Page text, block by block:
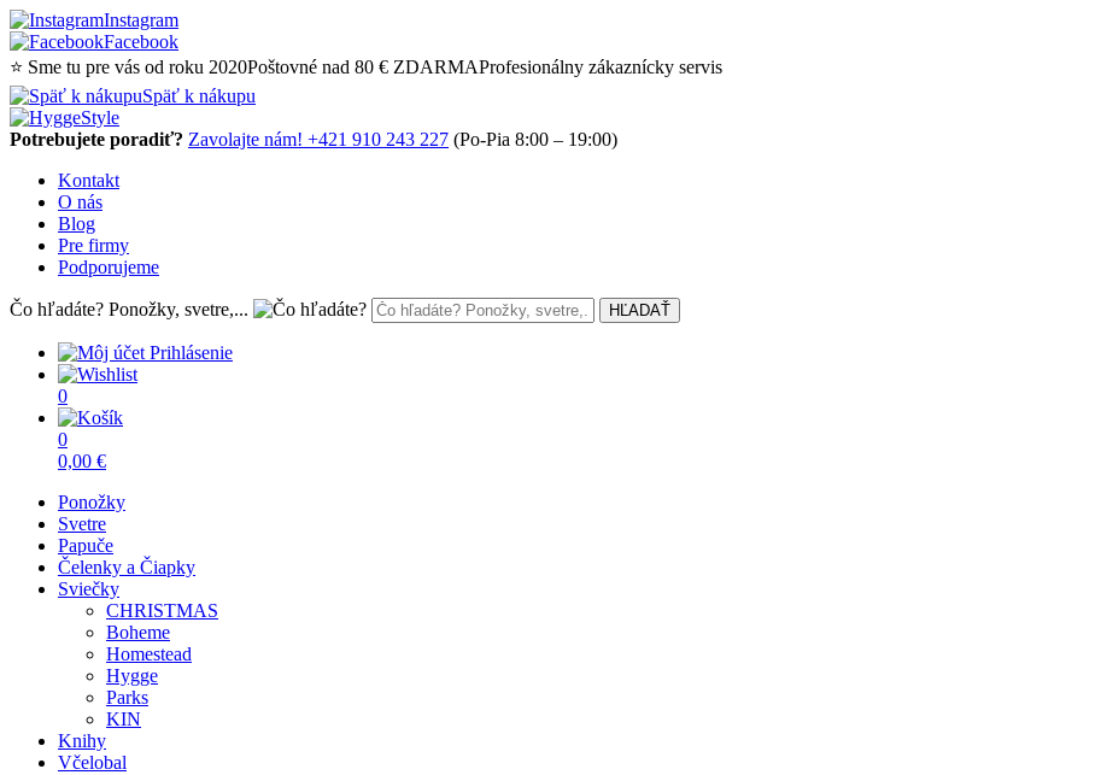
Instagram
Facebook
⭐ Sme tu pre vás od roku 2020Poštovné nad 80 € ZDARMAProfesionálny zákaznícky servis
Späť k nákupu
Potrebujete poradiť? Zavolajte nám! +421 910 243 227 (Po-Pia 8:00 – 19:00)
Kontakt
O nás
Blog
Pre firmy
Podporujeme
Čo hľadáte? Ponožky, svetre,...
Prihlásenie
0
0
0,00 €
Ponožky
Svetre
Papuče
Čelenky a Čiapky
Sviečky
CHRISTMAS
Boheme
Homestead
Hygge
Parks
KIN
Knihy
Včelobal